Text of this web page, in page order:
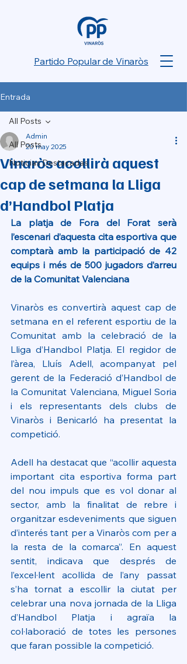
Partido Popular de Vinaròs
Entrada
All Posts
Noticias Destacadas
All Posts
Vinaròs acollirà aquest
cap de setmana la Lliga
d’Handbol Platja
Admin
20 may 2025
La platja de Fora del Forat serà
l’escenari d’aquesta cita esportiva que
comptarà amb la participació de 42
equips i més de 500 jugadors d’arreu
de la Comunitat Valenciana
Vinaròs es convertirà aquest cap de
setmana en el referent esportiu de la
Comunitat amb la celebració de la
Lliga d’Handbol Platja. El regidor de
l’àrea, Lluís Adell, acompanyat pel
gerent de la Federació d’Handbol de
la Comunitat Valenciana, Miguel Soria
i els representants dels clubs de
Vinaròs i Benicarló ha presentat la
competició.
Adell ha destacat que “acollir aquesta
important cita esportiva forma part
del nou impuls que es vol donar al
sector, amb la finalitat de rebre i
organitzar esdeveniments que siguen
d’interés tant per a Vinaròs com per a
la resta de la comarca”. En aquest
sentit, indicava que després de
l’excel·lent acollida de l’any passat
s’ha tornat a escollir la ciutat per
celebrar una nova jornada de la Lliga
d’Handbol Platja i agraïa la
col·laboració de totes les persones
que faran possible la competició.